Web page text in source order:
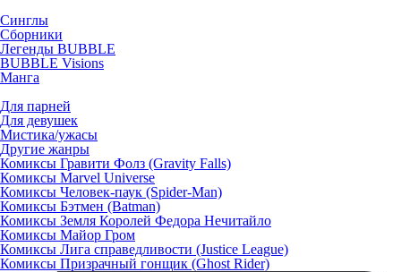
Синглы
Сборники
Легенды BUBBLE
BUBBLE Visions
Манга
Для парней
Для девушек
Мистика/ужасы
Другие жанры
Комиксы Гравити Фолз (Gravity Falls)
Комиксы Marvel Universe
Комиксы Человек-паук (Spider-Man)
Комиксы Бэтмен (Batman)
Комиксы Земля Королей Федора Нечитайло
Комиксы Майор Гром
Комиксы Лига справедливости (Justice League)
Комиксы Призрачный гонщик (Ghost Rider)